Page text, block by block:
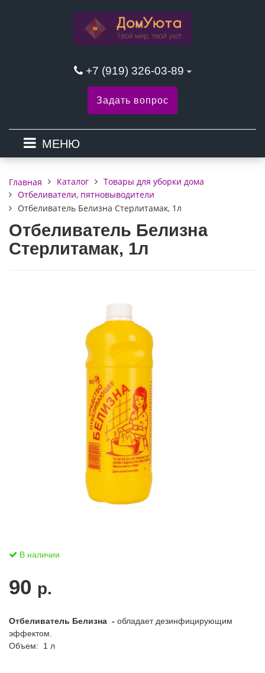
+7 (919) 326-03-89
Задать вопрос
МЕНЮ
Главная Каталог
Товары для уборки дома
Отбеливатели, пятновыводители
Отбеливатель Белизна Стерлитамак, 1л
Отбеливатель Белизна
Стерлитамак, 1л
В наличии
90 р.
Отбеливатель Белизна - обладает дезинфицирующим
эффектом.
Объем: 1 л